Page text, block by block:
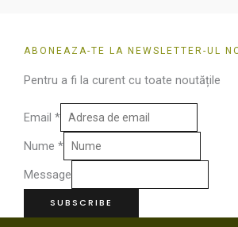
ABONEAZA-TE LA NEWSLETTER-UL
Pentru a fi la curent cu toate noutățile
Nume *
Email *
Message
SUBSCRIBE